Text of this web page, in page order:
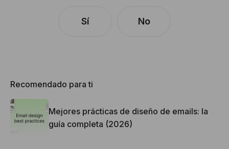
Sí No
Recomendado para ti
Mejores prácticas de diseño de emails: la
guía completa (2026)